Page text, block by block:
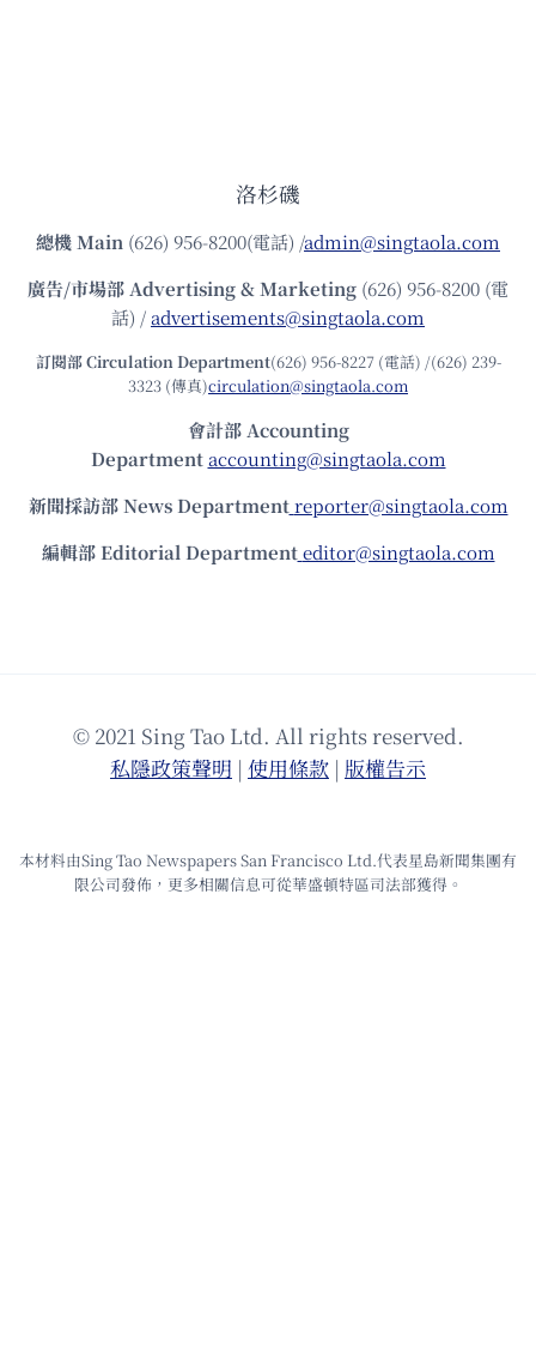
洛杉磯
總機Main (626) 956-8200(電話) /admin@singtaola.com
廣告/市場部Advertising & Marketing (626) 956-8200 (電
話) /advertisements@singtaola.com
訂閱部 Circulation Department(626) 956-8227 (電話) /(626) 239-
3323 (傳真)circulation@singtaola.com
會計部 Accounting
Department accounting@singtaola.com
新聞採訪部 News Department reporter@singtaola.com
編輯部 Editorial Department editor@singtaola.com
© 2021 Sing Tao Ltd. All rights reserved.
私隱政策聲明 | 使⽤條款 | 版權告⽰
本材料由Sing Tao Newspapers San Francisco Ltd.代表星島新聞集團有
限公司發佈，更多相關信息可從華盛頓特區司法部獲得。